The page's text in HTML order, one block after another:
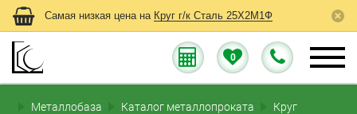
Самая низкая цена на Круг г/к Сталь 25Х2М1Ф
0
Металлобаза Каталог металлопроката
Круг